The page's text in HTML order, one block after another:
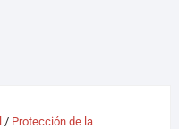
/ Protección de la